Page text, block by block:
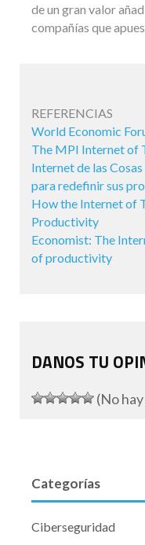
de un gran valor
compañías que
REFERENCIAS
World Economic
The MPI Internet of
Internet de las
para redefinir sus
How the Internet of
Productivity
Economist: The
of productivity
DANOS TU
(No
Categorías
Ciberseguridad